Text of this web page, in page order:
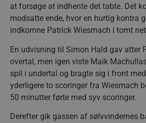
at forsøge at indhente det tabte. Det
modsatte ende, hvor en hurtig kontra
indkomne Patrick Wiesmach i tomt
En udvisning til Simon Hald gav atter
overtal, men igen viste Maik
spil i undertal og bragte sig i front
yderligere to scoringer fra Wiesmach
50 minutter førte med syv scoringer.
Derefter gik gassen af sølvvindernes
__cf_bm
CookieScriptConsent
Google Privacy Policy